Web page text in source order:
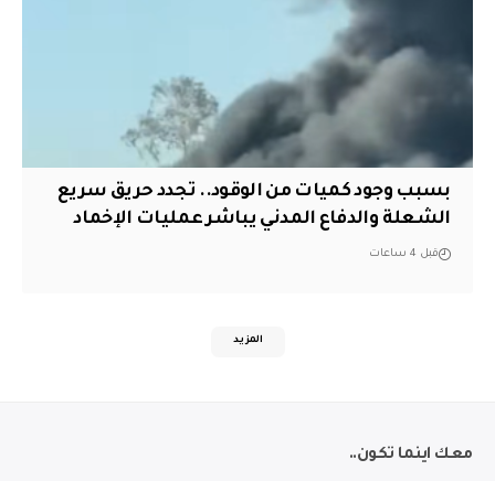
بسبب وجود كميات من الوقود.. تجدد حريق سريع
الشعلة والدفاع المدني يباشر عمليات الإخماد
قبل 4 ساعات
المزيد
معك اينما تكون..